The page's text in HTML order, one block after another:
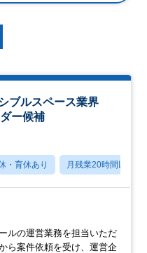
ブルスペース業界
ー候補
・育休あり 月残業20時間以内
ルの運営業務を担当いただ
ら案件依頼を受け、運営企